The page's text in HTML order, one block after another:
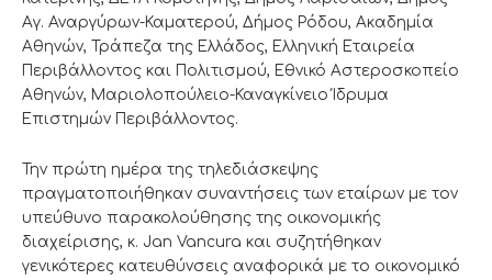
Αγ. Αναργύρων-Καματερού, Δήμος Ρόδου, Ακαδημία
Αθηνών, Τράπεζα της Ελλάδος, Ελληνική Εταιρεία
Περιβάλλοντος και Πολιτισμού, Εθνικό Αστεροσκοπείο
Αθηνών, Μαριολοπούλειο-Καναγκίνειο Ίδρυμα
Επιστημών Περιβάλλοντος.
Την πρώτη ημέρα της τηλεδιάσκεψης
πραγματοποιήθηκαν συναντήσεις των εταίρων με τον
υπεύθυνο παρακολούθησης της οικονομικής
διαχείρισης, κ. Jan Vancura και συζητήθηκαν
γενικότερες κατευθύνσεις αναφορικά με το οικονομικό